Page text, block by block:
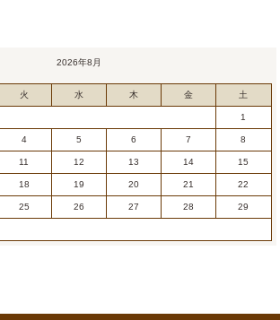
2026年8月
火 水 木 金 土
1
4 5 6 7 8
11 12 13 14 15
18 19 20 21 22
25 26 27 28 29